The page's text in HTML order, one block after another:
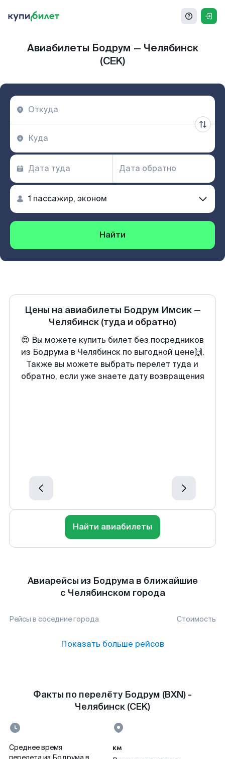
Авиабилеты Бодрум — Челябинск
(CEK)
Найти
Цены на авиабилеты Бодрум Имсик—
Челябинск (туда и обратно)
😍 Вы можете купить билет без посредников
из Бодрума в Челябинск по выгодной цене🙌.
Также вы можете выбрать перелет туда и
обратно, если уже знаете дату возвращения
Найти авиабилеты
Авиарейсы из Бодрума в ближайшие
с Челябинском города
Рейсы в соседние города Стоимость
Показать больше рейсов
Факты по перелёту Бодрум (BXN) -
Челябинск (CEK)
Среднее время
км